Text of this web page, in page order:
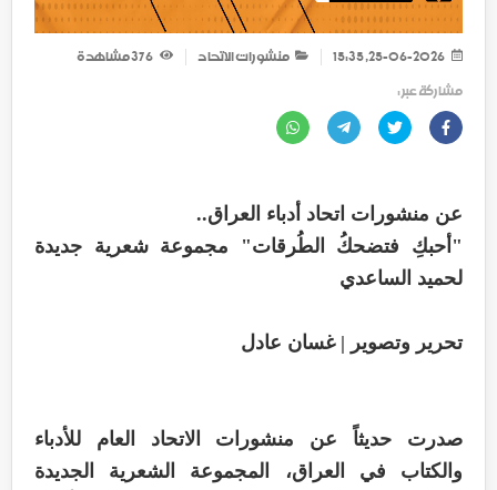
منشورات الاتحاد 376
مشاهدة
مشاركة عبر :
عن منشورات اتحاد أدباء العراق..
"أحبكِ فتضحكُ الطُرقات" مجموعة شعرية جديدة
لحميد الساعدي
تحرير وتصوير | غسان عادل
صدرت حديثاً عن منشورات الاتحاد العام للأدباء
والكتاب في العراق، المجموعة الشعرية الجديدة